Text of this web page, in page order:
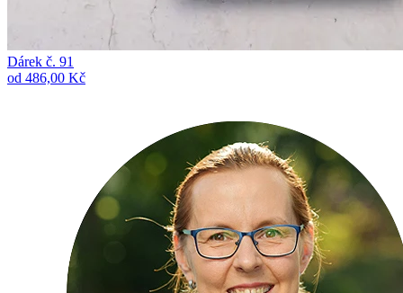
Dárek č. 91
od 486,00 Kč